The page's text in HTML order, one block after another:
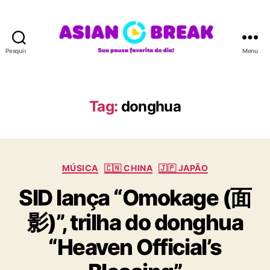
Pesquisar
A
N
R
A
Menu
Tag: donghua
C
t
e
g
o
r
MÚSICA 🇨🇳 CHINA 🇯🇵 JAPÃO
SID lança “Omokage (面
影)”, trilha do donghua
“Heaven Official’s